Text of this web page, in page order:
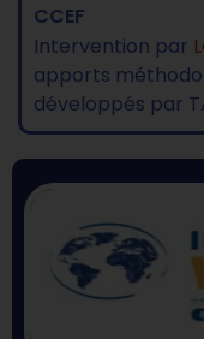
CCEF
Intervention par
apports
développés par